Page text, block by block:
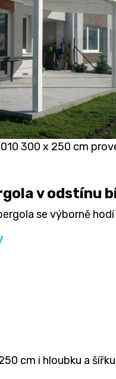
300 x 250 cm
v odstínu
se výborně
cm i hloubku a